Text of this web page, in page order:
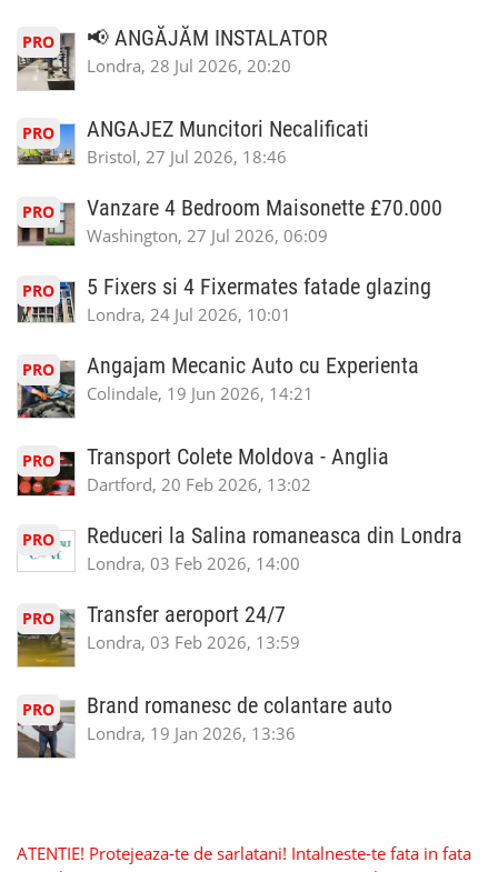
PRO 📢 ANGĂJĂM INSTALATOR
Londra, 28 Jul 2026, 20:20
PRO ANGAJEZ Muncitori Necalificati
Bristol, 27 Jul 2026, 18:46
PRO Vanzare 4 Bedroom Maisonette £70.000
Washington, 27 Jul 2026, 06:09
PRO 5 Fixers si 4 Fixermates fatade glazing
Londra, 24 Jul 2026, 10:01
PRO Angajam Mecanic Auto cu Experienta
Colindale, 19 Jun 2026, 14:21
PRO Transport Colete Moldova - Anglia
Dartford, 20 Feb 2026, 13:02
PRO Reduceri la Salina romaneasca din Londra
Londra, 03 Feb 2026, 14:00
PRO Transfer aeroport 24/7
Londra, 03 Feb 2026, 13:59
PRO Brand romanesc de colantare auto
Londra, 19 Jan 2026, 13:36
ATENTIE! Protejeaza-te de sarlatani! Intalneste-te fata in fata